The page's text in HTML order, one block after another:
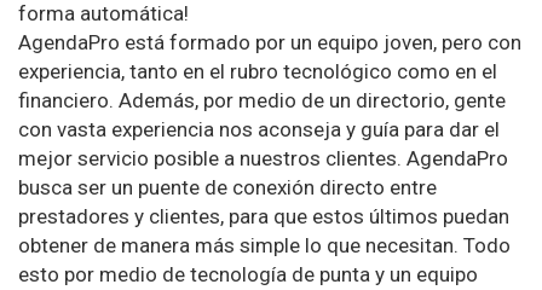
forma automática!
AgendaPro está formado por un equipo joven, pero con
experiencia, tanto en el rubro tecnológico como en el
financiero. Además, por medio de un directorio, gente
con vasta experiencia nos aconseja y guía para dar el
mejor servicio posible a nuestros clientes. AgendaPro
busca ser un puente de conexión directo entre
prestadores y clientes, para que estos últimos puedan
obtener de manera más simple lo que necesitan. Todo
esto por medio de tecnología de punta y un equipo